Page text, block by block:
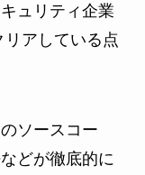
ュリティ企業
アしている点
ソースコー
どが徹底的に